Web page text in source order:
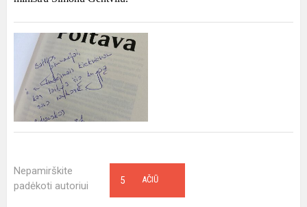
Nepamirškite
padėkoti autoriui
AČIŪ
5